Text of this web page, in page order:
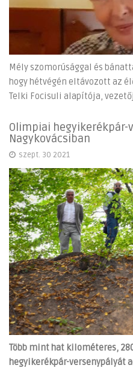
Mély szomorúsággal és
hogy hétvégén eltávozott az
Telki Focisuli alapítója,
Olimpiai hegyikerékpár-
Nagykovácsiban
szept. 30 2021
Több mint hat kilométeres,
hegyikerékpár-versenypályát